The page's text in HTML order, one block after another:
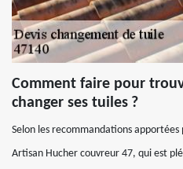
Comment faire pour
changer ses tuiles ?
Selon les recommandations
Artisan Hucher couvreur 47, qui est